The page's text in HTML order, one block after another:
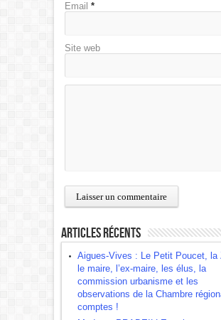
Email *
Site web
Articles récents
Aigues-Vives : Le Petit Poucet, la
le maire, l’ex-maire, les élus, la
commission urbanisme et les
observations de la Chambre
comptes !